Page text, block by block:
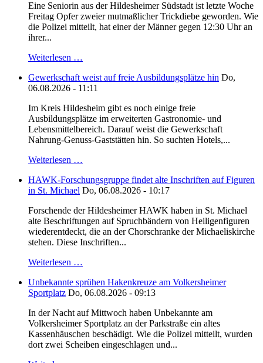
Eine Seniorin aus der Hildesheimer Südstadt ist letzte Woche
Freitag Opfer zweier mutmaßlicher Trickdiebe geworden. Wie
die Polizei mitteilt, hat einer der Männer gegen 12:30 Uhr an
ihrer...
Weiterlesen …
Gewerkschaft weist auf freie Ausbildungsplätze hin Do,
06.08.2026 - 11:11
Im Kreis Hildesheim gibt es noch einige freie
Ausbildungsplätze im erweiterten Gastronomie- und
Lebensmittelbereich. Darauf weist die Gewerkschaft
Nahrung-Genuss-Gaststätten hin. So suchten Hotels,...
Weiterlesen …
HAWK-Forschungsgruppe findet alte Inschriften auf Figuren
in St. Michael Do, 06.08.2026 - 10:17
Forschende der Hildesheimer HAWK haben in St. Michael
alte Beschriftungen auf Spruchbändern von Heiligenfiguren
wiederentdeckt, die an der Chorschranke der Michaeliskirche
stehen. Diese Inschriften...
Weiterlesen …
Unbekannte sprühen Hakenkreuze am Volkersheimer
Sportplatz Do, 06.08.2026 - 09:13
In der Nacht auf Mittwoch haben Unbekannte am
Volkersheimer Sportplatz an der Parkstraße ein altes
Kassenhäuschen beschädigt. Wie die Polizei mitteilt, wurden
dort zwei Scheiben eingeschlagen und...